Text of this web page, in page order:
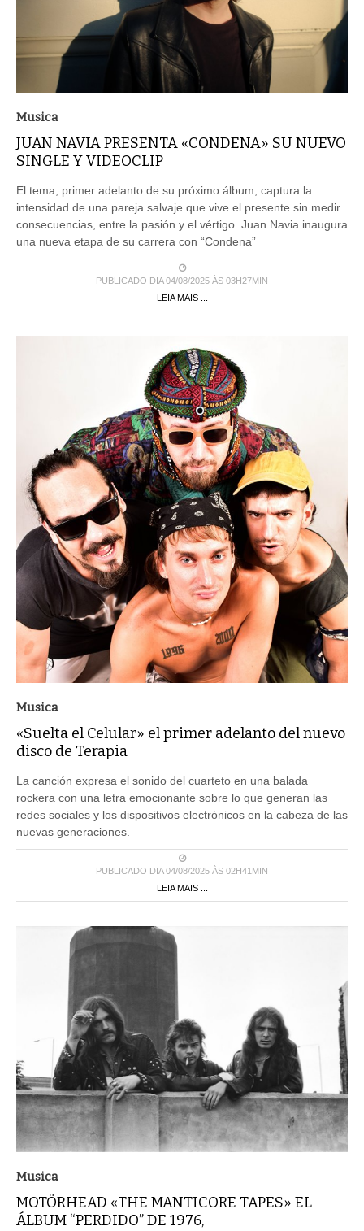
Musica
JUAN NAVIA PRESENTA «CONDENA» SU NUEVO
SINGLE Y VIDEOCLIP
El tema, primer adelanto de su próximo álbum, captura la
intensidad de una pareja salvaje que vive el presente sin medir
consecuencias, entre la pasión y el vértigo. Juan Navia inaugura
una nueva etapa de su carrera con “Condena”
PUBLICADO DIA 04/08/2025 ÀS 03H27MIN
LEIA MAIS ...
Musica
«Suelta el Celular» el primer adelanto del nuevo
disco de Terapia
La canción expresa el sonido del cuarteto en una balada
rockera con una letra emocionante sobre lo que generan las
redes sociales y los dispositivos electrónicos en la cabeza de las
nuevas generaciones.
PUBLICADO DIA 04/08/2025 ÀS 02H41MIN
LEIA MAIS ...
Musica
MOTÖRHEAD «THE MANTICORE TAPES» EL
ÁLBUM “PERDIDO” DE 1976,